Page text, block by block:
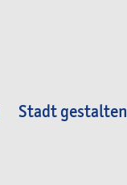
Stadt gestalten